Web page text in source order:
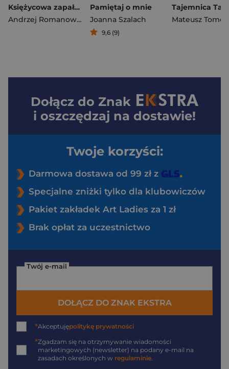
Księżycowa zapałka
Andrzej Romanowski
Pamiętaj o mnie
Joanna Szalach
9,6 (9)
Mateusz
Dołącz do Znak
i oszczędzaj na dostawie!
Twoje korzyści:
Darmowa dostawa od 99 zł z
Specjalne zniżki tylko dla klubowiczów
Pakiet zakładek Art Ladies za 1 zł
Brak opłat za uczestnictwo
Twój e-mail
DOŁĄCZ DO ZNAK EKSTRA
*Akceptujępolitykę prywatności
*Zgadzam się na otrzymywanie wiadomości
marketingowych (newsletter) na podany e-mail na
zasadach określonych w regulaminie